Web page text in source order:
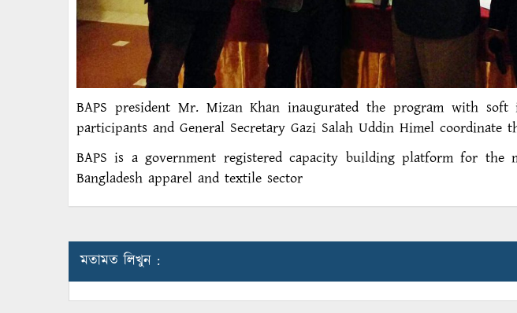
BAPS president Mr. Mizan Khan inaugurated the program with
participants and General Secretary Gazi Salah Uddin Himel coordinate
BAPS is a government registered capacity building platform for the
Bangladesh apparel and textile sector
মতামত লিখুন :